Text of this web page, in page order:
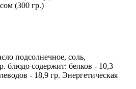
(300 гр.)
подсолнечное, соль,
блюдо содержит: белков - 10,3
- 18,9 гр. Энергетическая